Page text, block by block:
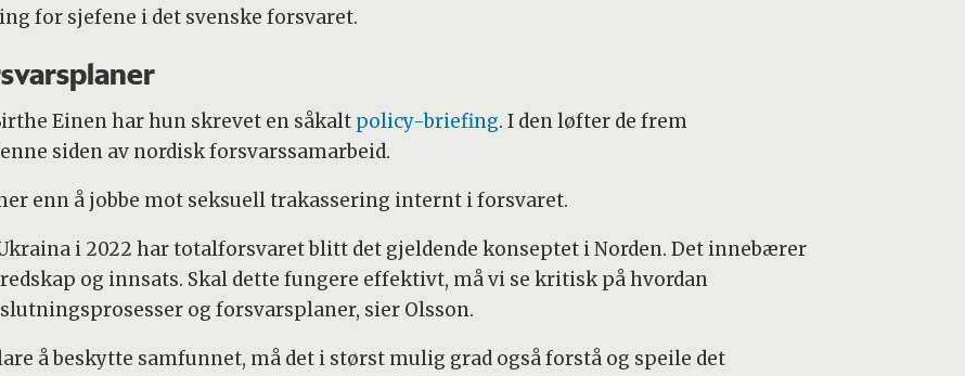
for sjefene i det svenske forsvaret.
Einen har hun skrevet en såkalt policy-briefing. I den løfter de frem
siden av nordisk forsvarssamarbeid.
enn å jobbe mot seksuell trakassering internt i forsvaret.
i 2022 har totalforsvaret blitt det gjeldende konseptet i Norden. Det innebærer
og innsats. Skal dette fungere effektivt, må vi se kritisk på hvordan
og forsvarsplaner, sier Olsson.
å beskytte samfunnet, må det i størst mulig grad også forstå og speile det